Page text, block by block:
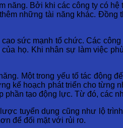
năng. Bởi khi các công ty có
những tài năng khác.
sức mạnh tổ chức. Các
họ. Khi nhân sự làm việc
Một trong yếu tố tác động
kế hoạch phát triển cho
tạo động lực. Từ đó, các
tuyển dụng cũng như lộ
để đối mặt với rủi ro.